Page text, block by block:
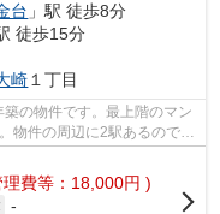
台 」駅 徒歩8分
徒歩15分
崎１丁目
の物件です。最上階のマン
物件の周辺に2駅あるので移
理費等：18,000円 )
-